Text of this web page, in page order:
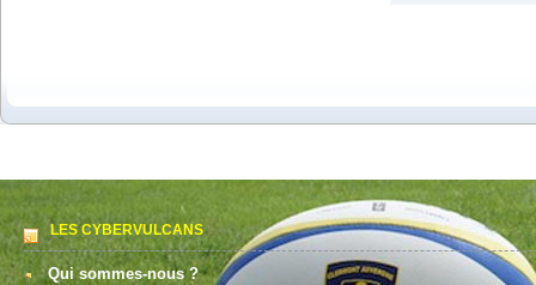
LES CYBERVULCANS
Qui sommes-nous ?